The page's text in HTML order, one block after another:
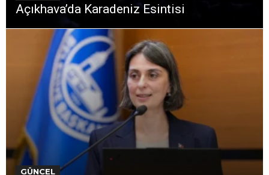
Açıkhava’da Karadeniz Esintisi
GÜNCEL